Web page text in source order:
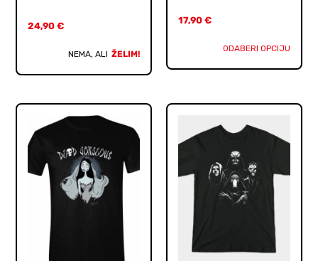
24,90€
NEMA, ALI ŽELIM!
17,90 €
ODABERI OPCIJU